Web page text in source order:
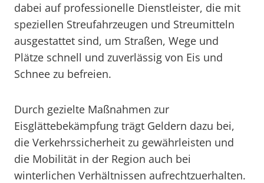
dabei auf professionelle Dienstleister, die mit
speziellen Streufahrzeugen und Streumitteln
ausgestattet sind, um Straßen, Wege und
Plätze schnell und zuverlässig von Eis und
Schnee zu befreien.
Durch gezielte Maßnahmen zur
Eisglättebekämpfung trägt Geldern dazu bei,
die Verkehrssicherheit zu gewährleisten und
die Mobilität in der Region auch bei
winterlichen Verhältnissen aufrechtzuerhalten.